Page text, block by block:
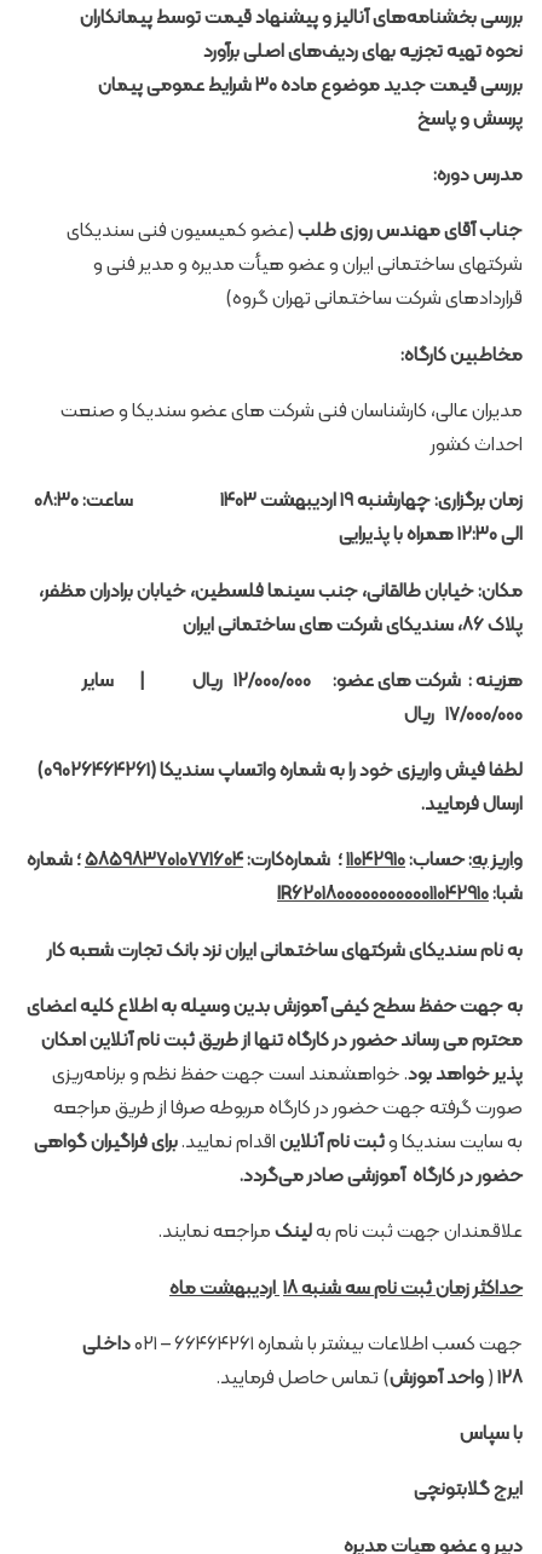
بررسی بخشنامه‌های آنالیز و پیشنهاد قیمت‌ توسط‌ پیمانکاران
نحوه تهیه تجزیه بهای ردیف‌های اصلی برآورد
بررسی قیمت جدید موضوع ماده ۳۰ شرایط عمومی پیمان
پرسش و پاسخ
مدرس دوره:
جناب آقای مهندس روزی طلب(عضو کمیسیون فنی سندیکای
شرکتهای ساختمانی ایران و عضو هیأت مدیره و مدیر فنی و
قراردادهای شرکت ساختمانی تهران گروه)
مخاطبین کارگاه:
مدیران عالی، کارشناسان فنی شرکت های عضو سندیکا و صنعت
احداث کشور
زمان برگزاری:چهارشنبه ۱۹ اردیبهشت ۱۴۰۳
الی ۱۲:۳۰ همراه با پذیرایی
مکان:خیابان طالقانی، جنب سینما فلسطین، خیابان برادران مظفر،
پلاک ۸۶، سندیکای شرکت های ساختمانی ایران
هزینه : شرکت های عضو: ۱۲/۰۰۰/۰۰۰ ریال |
سایر
۱۷/۰۰۰/۰۰۰ ریال
لطفا فیش واریزی خود را به شماره واتساپ سندیکا (۰۹۰۲۶۴۶۴۲۶۱)
ارسال فرمایید.
واریز به: حساب:۱۱۰۴۲۹۱۰؛ شماره‌کارت:۵۸۵۹۸۳۷۰۱۰۷۷۱۶۰۴؛ شماره
شبا:
IR۶۲۰۱۸۰۰۰۰۰۰۰۰۰۰۰۱۱۰۴۲۹۱۰
به نام سندیکای شرکتهای ساختمانی ایران نزد بانک تجارت شعبه کار
به جهت حفظ سطح کیفی آموزش بدین وسیله به اطلاع کلیه اعضای
محترم می رساند حضور در کارگاه تنها از طریق ثبت نام آنلاینامکان
پذیر خواهد بود. خواهشمند است جهت حفظ نظم و برنامه‌ریزی
صورت گرفته جهت حضور در کارگاه مربوطه صرفا از طریق مراجعه
بهسایت سندیکاوثبت نام آنلایناقدام نمایید.برای فراگیران گواهی
حضور در کارگاه آموزشی صادر می‌گردد.
علاقمندان جهت ثبت نام بهلینکمراجعه نمایند.
حداکثر زمان ثبت نام سه شنبه ۱۸
اردیبهشت ماه
جهت کسب اطلاعات بیشتر با شماره ۶۶۴۶۴۲۶۱ – ۰۲۱
داخلی
۱۲۸(واحد آموزش) تماس حاصل فرمایید.
با سپاس
ایرج گلابتونچی
دبیر و عضو هیات مدیره